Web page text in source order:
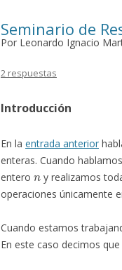
Seminario de
Por Leonardo Ignacio
2 respuestas
Introducción
En la entrada anterior
enteras. Cuando
entero
n
y realizamos
operaciones únicamente
Cuando estamos
En este caso decimos que